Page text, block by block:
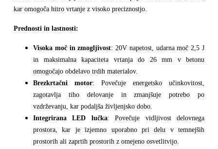
kar omogoča hitro vrtanje z visoko preciznostjo.
Prednosti in lastnosti:
Visoka moč in zmogljivost: 20V napetost, udarna moč 2,5 J
in maksimalna kapaciteta vrtanja do 26 mm v betonu
omogočajo obdelavo trdih materialov.
Brezkrtačni motor: Povečuje energetsko učinkovitost,
zagotavlja tiho delovanje in zmanjšuje potrebo po
vzdrževanju, kar podaljša življenjsko dobo.
Integrirana LED lučka: Povečuje vidljivost delovnega
prostora, kar je izjemno uporabno pri delu v temnejših
prostorih ali zaprtih prostorih z omejeno osvetlitvijo.